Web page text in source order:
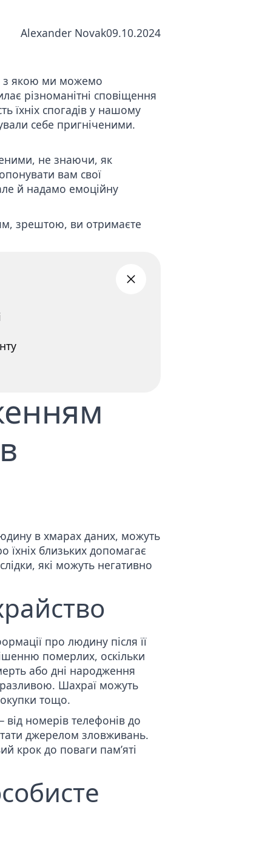
Alexander Novak09.10.2024
з якою ми можемо
різноманітні сповіщення
їхніх спогадів у нашому
себе пригніченими.
не знаючи, як
вам свої
й надамо емоційну
зрештою, ви отримаєте
в хмарах даних, можуть
близьких допомагає
які можуть негативно
про людину після її
померлих, оскільки
або дні народження
Шахраї можуть
тощо.
від номерів телефонів до
джерелом зловживань.
крок до поваги памʼяті